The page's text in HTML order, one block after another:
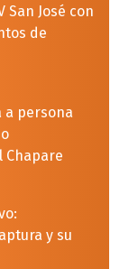
San José con
de
a persona
Chapare
y su